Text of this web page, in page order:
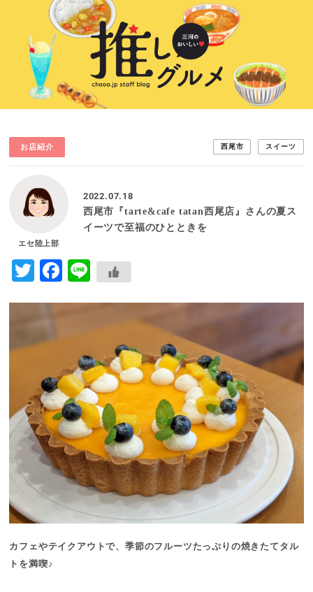
お店紹介 西尾市 スイーツ
エセ陸上部
2022.07.18
西尾市『tarte&cafe tatan西尾店』さんの夏ス
イーツで至福のひとときを
Twitter
Facebook
Line
カフェやテイクアウトで、季節のフルーツたっぷりの焼きたてタル
トを満喫♪